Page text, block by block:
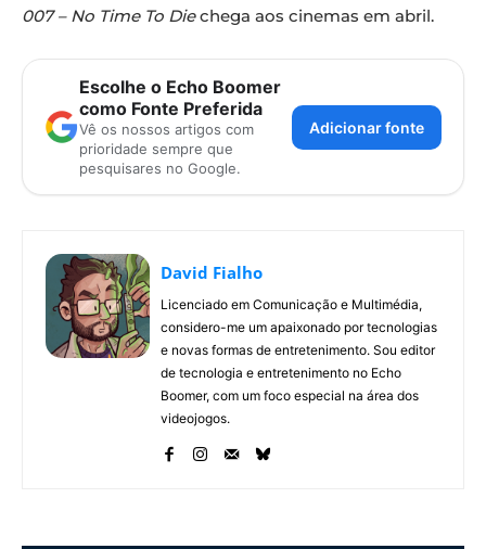
007 – No Time To Diechega aos cinemas em abril.
Escolhe o Echo Boomer
como Fonte Preferida
Vê os nossos artigos com
prioridade sempre que
pesquisares no Google.
Adicionar fonte
David Fialho
Licenciado em Comunicação e Multimédia,
considero-me um apaixonado por tecnologias
e novas formas de entretenimento. Sou editor
de tecnologia e entretenimento no Echo
Boomer, com um foco especial na área dos
videojogos.